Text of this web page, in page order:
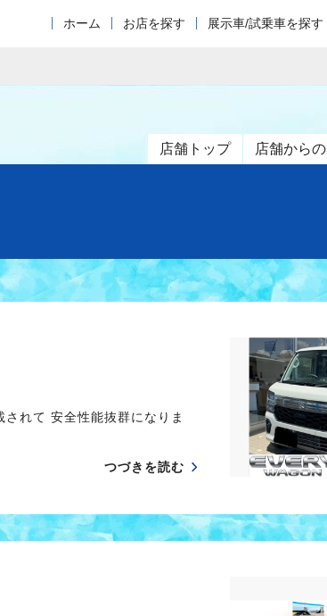
ホーム お店を探す 展示車/試乗車を探す
店舗トップ 店舗から
れて 安全性能抜群になりま
つづきを読む